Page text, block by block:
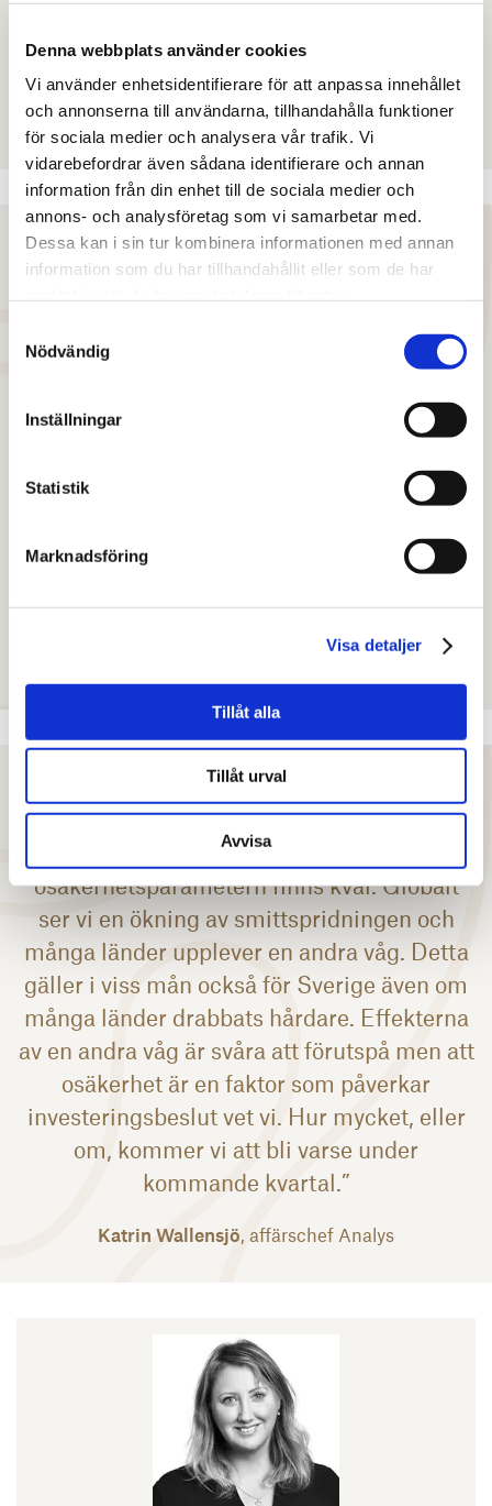
Denna webbplats använder cookies
Vi använder enhetsidentifierare för att anpassa innehållet
och annonserna till användarna, tillhandahålla funktioner
för sociala medier och analysera vår trafik. Vi
vidarebefordrar även sådana identifierare och annan
information från din enhet till de sociala medier och
annons- och analysföretag som vi samarbetar med.
Dessa kan i sin tur kombinera informationen med annan
information som du har tillhandahållit eller som de har
Nödvändig
Inställningar
Statistik
Marknadsföring
Visa detaljer
Tillåt alla
Tillåt urval
Avvisa
portföljer om 2,1 respektive 1,4 mdkr.”
Katrin Wallensjö, affärschef Analys
brist på alternativa investeringar, söker sig
till fastighetsmarknaden. För Q4 ser vi att
det starka investeringsintresset,
tillsammans med den pågående
återhämningen i ekonomin, talar för att den
totala transaktionsvolymen 2020 sannolikt
kommer att sluta över de senaste tio årens
genomsnitt. Även om den totala nivån inte
kommer att överstiga toppåret 2019.”
”Vi kan konstatera att
osäkerhetsparametern finns kvar. Globalt
ser vi en ökning av smittspridningen och
många länder upplever en andra våg. Detta
gäller i viss mån också för Sverige även om
många länder drabbats hårdare. Effekterna
av en andra våg är svåra att förutspå men att
osäkerhet är en faktor som påverkar
investeringsbeslut vet vi. Hur mycket, eller
om, kommer vi att bli varse under
kommande kvartal.”
Katrin Wallensjö , affärschef Analys